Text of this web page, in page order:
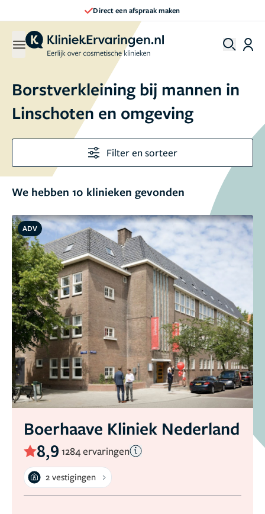
Direct een afspraak maken
Borstverkleining bij mannen in
Linschoten en omgeving
Filter en sorteer
We hebben 10 klinieken gevonden
ADV
Boerhaave Kliniek Nederland
8,9 1284 ervaringen
2 vestigingen